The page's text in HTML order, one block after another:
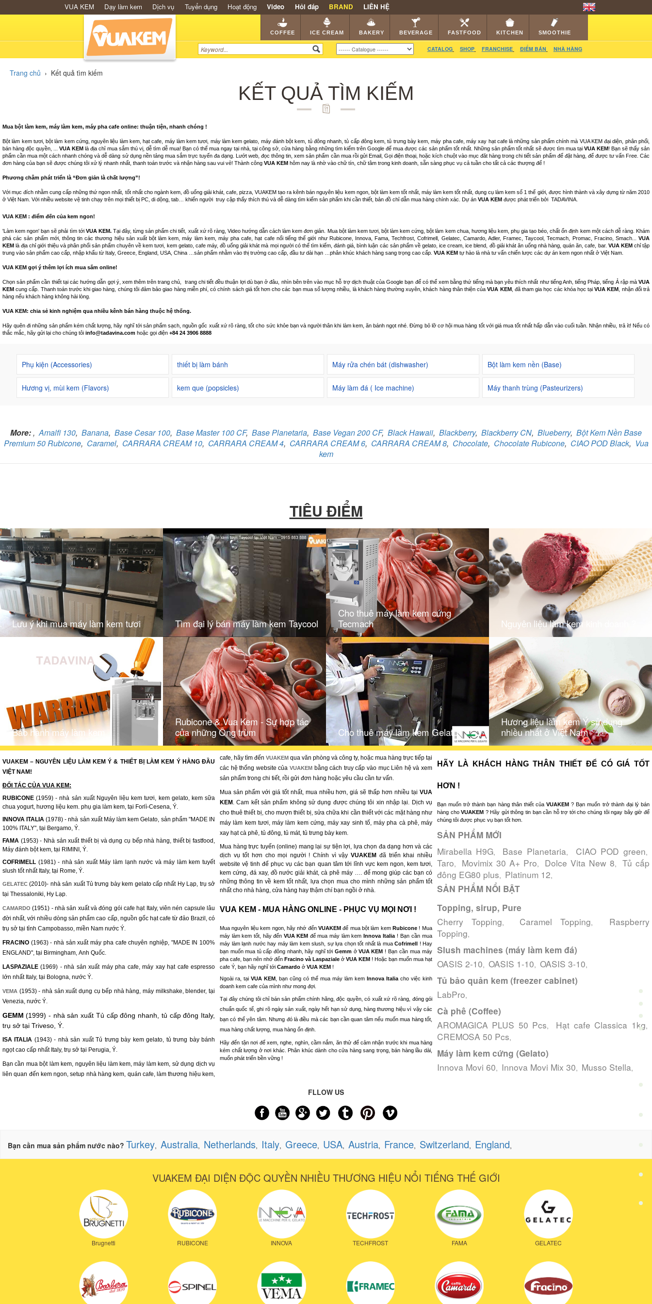
SHOP KEM NGON HẠT CAFE NHÀ HÀNG
VUA KEM Dạy làm kem Dịch vụ Tuyển dụng Hoạt động Video Hỏi đáp BRAND LIÊN HỆ
COFFEE ICE CREAM BAKERY BEVERAGE FASTFOOD KITCHEN SMOOTHIE
CATALOG SHOP FRANCHISE ĐIỂM BÁN NHÀ HÀNG
Trang chủ › Kết quả tìm kiếm
KẾT QUẢ TÌM KIẾM
Mua bột làm kem, máy làm kem, máy pha cafe online: thuận tiện, nhanh chóng !
Bột làm kem tươi, bột làm kem cứng, nguyên liệu làm kem, hạt cafe, máy làm kem tươi, máy làm kem gelato, máy đánh bột kem, tủ đông nhanh, tủ cấp đông kem, tủ trưng bày kem, máy pha cafe, máy xay hạt cafe là những sản phẩm chính mà VUA KEM đại diện, phân phối,
bán hàng độc quyền, ...VUA KEM là địa chỉ mua sắm thú vị, dễ tìm dễ mua! Bạn có thể mua ngay tại nhà, tại công sở, cửa hàng bằng những tìm kiếm trên Google để mua được các sản phẩm tốt nhất. Những sản phẩm tốt nhất sẽ được tìm mua tại VUA KEM! Bạn sẽ thấy sản
phẩm cần mua một cách nhanh chóng và dễ dàng sử dụng nền tảng mua sắm trực tuyến đa dạng. Lướt web, đọc thông tin, xem sản phẩm cần mua rồi gửi Email, Gọi điện thoại, hoặc kích chuột vào mục đăt hàng trong chi tiết sản phẩm để đặt hàng, để được tư vấn Free. Các
đơn hàng của bạn sẽ được chúng tôi xử lý nhanh nhất, thanh toán trước và nhận hàng sau vui vẻ! Thành công VUA KEM hôm nay là nhờ vào chữ tín, chữ tâm trong kinh doanh, sẵn sàng phục vụ cả tuần cho tất cả các thượng đế !
Phương châm phát triển là “Đơn giản là chất lượng”!
Với mục đích nhằm cung cấp những thứ ngon nhất, tốt nhất cho ngành kem, đồ uống giải khát, cafe, pizza, VUAKEM tạo ra kênh bán nguyên liệu kem ngon, bột làm kem tốt nhất, máy làm kem tốt nhất, dụng cụ làm kem số 1 thế giới, được hình thành và xây dựng từ năm 2010
ở Việt Nam. Với nhiều website vệ tinh chạy trên mọi thiết bị PC, di dộng, tab… khiến người truy cập thấy thích thú và dễ dàng tìm kiếm sản phẩm khi cần thiết, bản đồ chỉ dẫn mua hàng chính xác. Dự án VUA KEM được phát triển bởi TADAVINA
VUA KEM : điểm đến của kem ngon!
'Làm kem ngon' bạn sẽ phải tìm tới VUA KEM. Tại đây, từng sản phẩm chi tiết, xuất xứ rõ ràng, Video hướng dẫn cách làm kem đơn giản. Mua bột làm kem tươi, bột làm kem cứng, bột làm kem chua, hương liệu kem, phụ gia tạo béo, chất ổn định kem một cách dễ ràng. Khám
phá các sản phẩm mới, thông tin các thương hiệu sản xuất bột làm kem, máy làm kem, máy pha cafe, hạt cafe nổi tiếng thế giới như Rubicone, Innova, Fama, Techfrost, Cofrimell, Gelatec, Camardo, Adler, Framec, Taycool, Tecmach, Promac, Fracino, Smach... VUA
KEM là địa chỉ giới thiệu và phân phối sản phẩm chuyên về kem tươi, kem gelato, cafe máy, đồ uống giải khát mà mọi người có thể tìm kiếm, đánh giá, bình luận các sản phẩm về gelato, ice cream, ice blend, đồ giải khát ăn uống nhà hàng, quán ăn, cafe, bar. VUA KEMchỉ tập
trung vào sản phẩm cao cấp, nhập khẩu từ Italy, Greece, England, USA, China …sản phẩm nhằm vào thị trường cao cấp, đầu tư dài hạn …phân khúc khách hàng sang trọng cao cấp. VUA KEM tự hào là nhà tư vấn chiến lược các dự án kem ngon nhất ở Việt Nam.
VUA KEM gợi ý thêm lợi ích mua sắm online!
Chọn sản phẩm cần thiết tại các hướng dẫn gợi ý, xem thêm trên trang chủ, trang chi tiết đều thuận lợi dù bạn ở đâu, nhìn bên trên vào mục hỗ trợ dịch thuật của Google bạn để có thể xem bằng thứ tiếng mà bạn yêu thích nhất như tiếng Anh, tiếng Pháp, tiếng Ả rập mà VUA
KEM cung cấp. Thanh toán trước khi giao hàng, chúng tôi đảm bảo giao hàng miễn phí, có chính sách giá tốt hơn cho các bạn mua số lượng nhiều, là khách hàng thường xuyên, khách hàng thân thiện củaVUA KEM, đã tham gia học các khóa học tạiVUA KEM , nhận đổi trả
hàng nếu khách hàng không hài lòng.
VUA KEM: chia sẻ kinh nghiệm qua nhiều kênh bán hàng thuộc hệ thống.
Hãy quên đi những sản phẩm kém chất lượng, hãy nghĩ tới sản phẩm sạch, nguồn gốc xuất xứ rõ ràng, tốt cho sức khỏe bạn và người thân khi làm kem, ăn bánh ngọt nhé. Đừng bỏ lỡ cơ hội mua hàng tốt với giá mua tốt nhất hấp dẫn vào cuối tuần. Nhận nhiều, trả ít! Nếu có
thắc mắc, hãy gửi lại cho chúng tôi info@tadavina.com hoặc gọi điện +84 24 3906 8888
Phụ kiện (Accessories) thiết bị làm bánh Máy rửa chén bát (dishwasher) Bột làm kem nền (Base)
Hương vị, mùi kem (Flavors) kem que (popsicles) Máy làm đá ( Ice machine) Máy thanh trùng (Pasteurizers)
More:,Amalfi 130, Banana, Base Cesar 100, Base Master 100 CF, Base Planetaria, Base Vegan 200 CF, Black Hawaii, Blackberry, Blackberry CN, Blueberry, Bột Kem Nền Base
Premium 50 Rubicone, Caramel, CARRARA CREAM 10, CARRARA CREAM 4, CARRARA CREAM 6, CARRARA CREAM 8, Chocolate, Chocolate Rubicone, CIAO POD Black, Vua
kem
TIÊU ĐIỂM
Lưu ý khi mua máy làm kem tươi Tìm đại lý bán máy làm kem Taycool
Cho thuê máy làm kem cứng
Tecmach
Nguyên liệu làm kem kinh doanh ?
Bảo hành máy làm kem
Rubicone & Vua Kem - Sự hợp tác
của những Ông trùm
Cho thuê máy làm kem Gelato
Hương liệu làm kem Ý sử dụng
nhiều nhất ở Việt Nam
VUAKEM – NGUYÊN LIỆU LÀM KEM Ý & THIẾT BỊ LÀM KEM Ý HÀNG ĐẦU
VIỆT NAM!
ĐỐI TÁC CỦA VUA KEM:
RUBICONE (1959) - nhà sản xuất Nguyên liệu kem tươi, kem gelato, kem sữa
chua yogurt, hương liệu kem. phụ gia làm kem, tại Forlì-Cesena, Ý.
INNOVA ITALIA (1978) - nhà sản xuất Máy làm kem Gelato, sản phẩm "MADE IN
100% ITALY", tại Bergamo, Ý.
FAMA (1953) - Nhà sản xuất thiết bị và dụng cụ bếp nhà hàng, thiết bị fastfood,
Máy đánh bột kem, tại RIMINI, Ý.
COFRIMELL (1981) - nhà sản xuất Máy làm lạnh nước và máy làm kem tuyết
slush tốt nhất Italy, tại Rome, Ý.
GELATEC (2010)- nhà sản xuất Tủ trưng bày kem gelato cấp nhất Hy Lạp, trụ sở
tại Thessaloniki, Hy Lạp.
CAMARDO (1951) - nhà sản xuất và đóng gói cafe hạt Italy, viên nén capsule lâu
đời nhất, với nhiều dòng sản phẩm cao cấp, nguồn gốc hạt cafe từ đảo Brazil, có
trụ sở tại tỉnh Campobasso, miền Nam nước Ý.
FRACINO (1963) - nhà sản xuất máy pha cafe chuyên nghiệp, "MADE IN 100%
ENGLAND", tại Birmingham, Anh Quốc.
LASPAZIALE (1969) - nhà sản xuất máy pha cafe, máy xay hạt cafe espresso
lớn nhất Italy, tại Bologna, nước Ý.
VEMA (1953) - nhà sản xuất dụng cụ bếp nhà hàng, máy milkshake, blender, tại
Venezia, nước Ý.
GEMM (1999) - nhà sản xuất Tủ cấp đông nhanh, tủ cấp đông Italy,
trụ sở tại Triveso, Ý.
ISA ITALIA (1943) - nhà sản xuất Tủ trưng bày kem gelato, tủ trưng bày bánh
ngọt cao cấp nhất Italy, trụ sở tại Perugia, Ý.
Bạn cần mua bột làm kem, nguyên liệu làm kem, máy làm kem, sử dụng dịch vụ
liên quan đến kem ngon, setup nhà hàng kem, quán cafe, làm thương hiệu kem,
cafe, hãy tìm đến VUAKEM qua văn phòng và công ty, hoặc mua hàng trực tiếp tại
các hệ thống website của VUAKEM bằng cách truy cấp vào mục Liên hệ và xem
sản phẩm trong chi tiết, rồi gửi đơn hàng hoặc yêu cầu cần tư vấn.
Mua sản phẩm với giá tốt nhất, mua nhiều hơn, giá sẽ thấp hơn nhiều tại VUA
KEM . Cam kết sản phẩm không sử dụng được chúng tôi xin nhập lại. Dịch vụ
cho thuê thiết bị, cho mượn thiết bị, sửa chữa khi cần thiết với các mặt hàng như
máy làm kem tươi, máy làm kem cứng, máy xay sinh tố, máy pha cà phê, máy
xay hạt cà phê, tủ đông, tủ mát, tủ trưng bày kem.
Mua hàng trực tuyến (online) mang lại sự tiện lợi, lựa chọn đa dạng hơn và các
dịch vụ tốt hơn cho mọi người ! Chính vì vậy VUAKEM đã triển khai nhiều
website vệ tinh để phục vụ các bạn quan tâm tới lĩnh vực kem ngon, kem tươi,
kem cứng, đá xay, đồ nước giải khát, cà phê máy …. để mong giúp các bạn có
những thông tin về kem tốt nhất, lựa chọn mua cho mình những sản phẩm tốt
nhất cho nhà hàng, cửa hàng hay thậm chí bạn ngồi ở nhà.
VUA KEM - MUA HÀNG ONLINE - PHỤC VỤ MỌI NƠI !
Mua nguyên liệu kem ngon, hãy nhớ đến VUAKEM để mua bột làm kem Rubicone ! Mua
máy làm kem tốt, hãy đến VUA KEM để mua máy làm kem Innova Italia ! Bạn cần mua
máy làm lạnh nước hay máy làm kem slush, sự lựa chọn tốt nhất là mua Cofrimell ! Hay
bạn muốn mua tủ cấp đông nhanh, hãy nghĩ tới Gemm ở VUA KEM ! Bạn cần mua máy
pha cafe, bạn nên nhớ đến Fracino và Laspaziale ở VUA KEM ! Hoặc bạn muốn mua hạt
cafe Ý, bạn hãy nghĩ tới Camardo ở VUA KEM !
Ngoài ra, tại VUA KEM , bạn cũng có thể mua máy làm kem Innova Italia cho việc kinh
doanh kem cafe của mình như mong đợi.
Tại đây chúng tôi chỉ bán sản phẩm chính hãng, độc quyền, có xuất xứ rõ ràng, đóng gói
chuẩn quốc tế, ghi rõ ngày sản xuất, ngày hết hạn sử dụng, hàng thương hiệu vì vậy các
bạn có thể yên tâm. Nhưng đó là điều mà các bạn cần quan tâm nếu muốn mua hàng tốt,
mua hàng chất lượng, mua hàng ổn định.
Hãy đến tận nơi để xem, nghe, nghìn, cầm nắm, ăn thử để cảm nhận trước khi mua hàng
kém chất lượng ở nơi khác. Phân khúc dành cho cửa hàng sang trọng, bán hàng lầu dài,
muốn phát triển bền vững !
HÃY LÀ KHÁCH HÀNG THÂN THIẾT ĐỂ CÓ GIÁ TỐT
HƠN !
Bạn muốn trở thành bạn hàng thân thiết của VUAKEM ? Bạn muốn trở thành đại lý bán
hàng cho VUAKEM ? Hãy gửi thông tin bạn cần hỗ trợ tới cho chúng tôi ngay bây giờ để
chúng tôi được phục vụ bạn tốt hơn.
SẢN PHẨM MỚI
Mirabella H9G, Base Planetaria, CIAO POD green,
Taro, Movimix 30 A+ Pro, Dolce Vita New 8, Tủ cấp
đông EG80 plus, Platinum 12,
SẢN PHẨM NỔI BẬT
Topping, sirup, Pure
Cherry Topping, Caramel Topping, Raspberry
Topping,
Slush machines (máy làm kem đá)
OASIS 2-10, OASIS 1-10, OASIS 3-10,
Tủ bảo quản kem (freezer cabinet)
LabPro,
Cà phê (Coffee)
AROMAGICA PLUS 50 Pcs, Hạt cafe Classica 1kg,
CREMOSA 50 Pcs,
Máy làm kem cứng (Gelato)
Innova Movi 60, Innova Movi Mix 30, Musso Stella,
FLLOW US
Bạn cần mua sản phẩm nước nào? Turkey, Australia, Netherlands, Italy, Greece, USA, Austria, France, Switzerland, England,
VUAKEM ĐẠI DIỆN ĐỘC QUYỀN NHIỀU THƯƠNG HIỆU NỔI TIẾNG THẾ GIỚI
Brugnetti RUBICONE INNOVA TECHFROST FAMA GELATEC